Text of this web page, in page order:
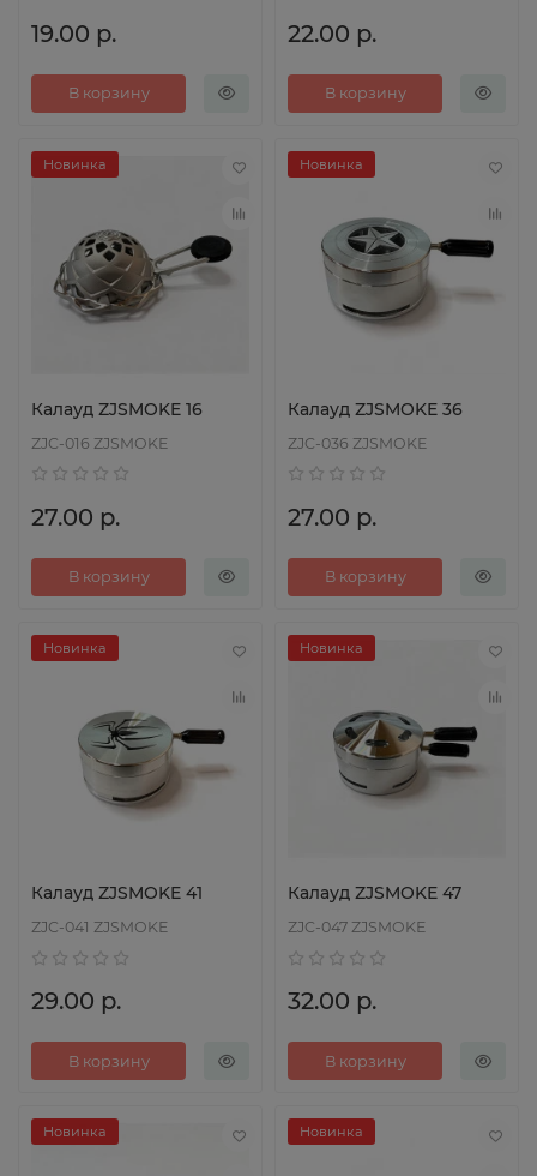
19.00 р.
В корзину
22.00 р.
В корзину
Новинка
Калауд ZJSMOKE 16
ZJC-016 ZJSMOKE
27.00 р.
В корзину
Новинка
Калауд ZJSMOKE 36
ZJC-036 ZJSMOKE
27.00 р.
В корзину
Новинка
Калауд ZJSMOKE 41
ZJC-041 ZJSMOKE
29.00 р.
В корзину
Новинка
Калауд ZJSMOKE 47
ZJC-047 ZJSMOKE
32.00 р.
В корзину
Новинка Новинка